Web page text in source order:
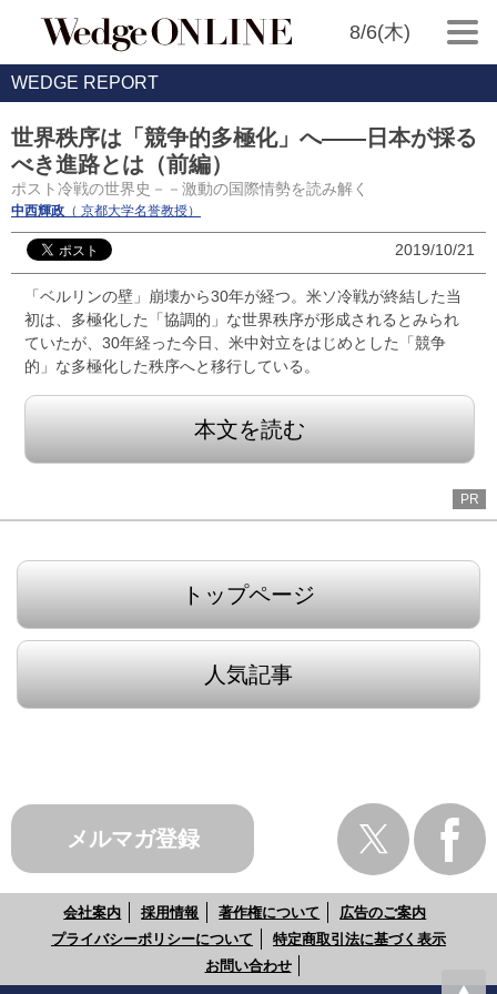
8/6(木)
WEDGE REPORT
世界秩序は「競争的多極化」へ――日本が採る
べき進路とは（前編）
ポスト冷戦の世界史－－激動の国際情勢を読み解く
中西輝政 （ 京都大学名誉教授）
2019/10/21
「ベルリンの壁」崩壊から30年が経つ。米ソ冷戦が終結した当
初は、多極化した「協調的」な世界秩序が形成されるとみられ
ていたが、30年経った今日、米中対立をはじめとした「競争
的」な多極化した秩序へと移行している。
本文を読む
PR
トップページ
人気記事
メルマガ登録
会社案内 採用情報 著作権について
広告のご案内
プライバシーポリシーについて
特定商取引法に基づく表示
お問い合わせ